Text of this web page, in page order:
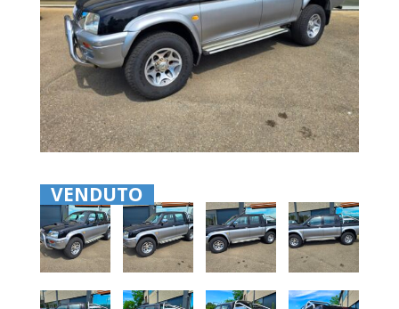
VENDUTO